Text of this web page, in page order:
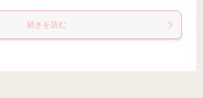
続きを読む